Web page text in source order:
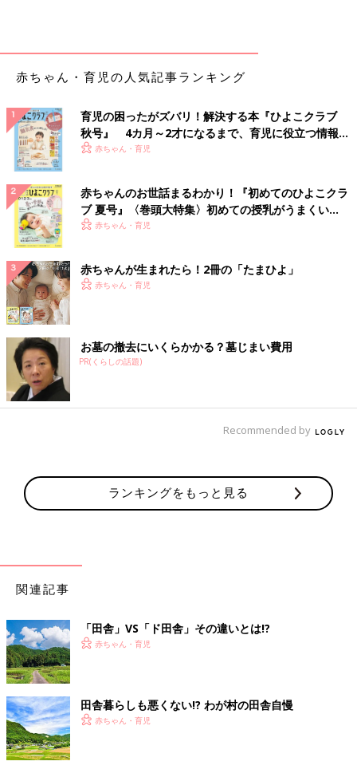
ります。
修学旅行が東京。
JA（農協）が基本。生涯お世話になります。
何でもJA。
車を買えば保険はJA。
赤ちゃんが生まれたら
夫の生命保険はJAの共済。
学校に入学すれば、PTA会費や給食費の振替口座はJA。（ただ
し、これは途中でJAが「手数料を取る」と言った途端、学校が一
斉に手数料無料の他の金融機関に切り替えるという事態に）
とどめが、葬式はJAが経営している葬祭場。
子どもも親もどこかで繋がっています。
子どもの同級生の親の中に必ず自分の同級生がいる。
たくさんいただく野菜。お裾分けしたくても周囲もみんな
作ってる
マト、インゲン、ゴーヤ。冬場は大根と白菜で溢れる。
たくさん採れても、みんな同じ種類の野菜を作っているから、配
るに配れずどうやって消費するか悩む。毎年野菜余るのに、次の
年も作付減らすわけでもなく、夏場はキュウリ、トマト、インゲ
ン…（以下略）
野菜の種類で季節を感じる
冬は、やたらと大根料理が多い。「いただきもの野菜」で季節を
感じる。子どもでも、山菜の区別がつく。山菜の種類ごと、どこ
に生えているかも理解している。
小学校所有の田んぼや畑があり、担当学年が米や野菜作って、秋
赤ちゃん・育児の人気記事ランキング
育児の困ったがズバリ！解決する本『ひよこクラブ
秋号』 4カ月～2才になるまで、育児に役立つ情報が
いっぱい！
赤ちゃん・育児
赤ちゃんのお世話まるわかり！『初めてのひよこクラ
ブ 夏号』〈巻頭大特集〉初めての授乳がうまくい
く！ おっぱい・ミルクの基本と夏のトラブル 解決テ
赤ちゃん・育児
赤ちゃんが生まれたら！2冊の「たまひよ」
赤ちゃん・育児
お墓の撤去にいくらかかる？墓じまい費用
PR(くらしの話題)
Recommended by
ランキングをもっと見る
関連記事
「田舎」VS「ド田舎」その違いとは!?
赤ちゃん・育児
田舎暮らしも悪くない!? わが村の田舎自慢
赤ちゃん・育児